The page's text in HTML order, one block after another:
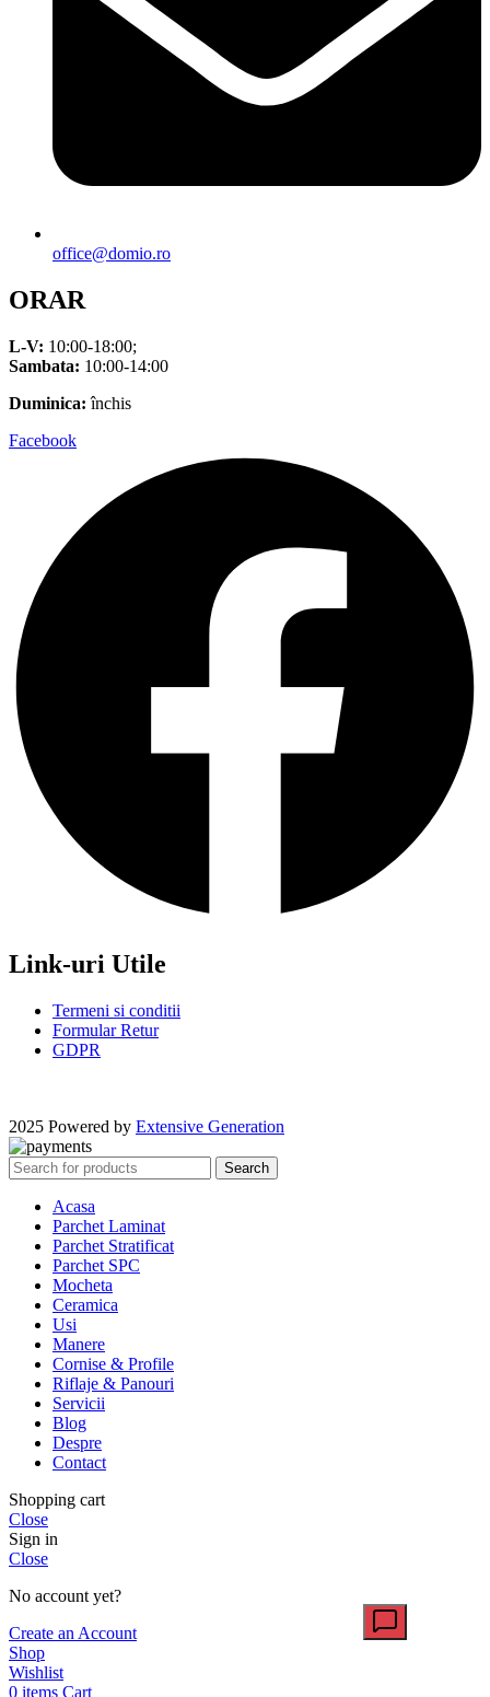
office@domio.ro
ORAR
L-V: 10:00-18:00;
Sambata: 10:00-14:00
Duminica: închis
Facebook
Link-uri Utile
Termeni si conditii
Formular Retur
GDPR
2025 Powered by Extensive Generation
Search
Acasa
Parchet Laminat
Parchet Stratificat
Parchet SPC
Mocheta
Ceramica
Usi
Manere
Cornise & Profile
Riflaje & Panouri
Servicii
Blog
Despre
Contact
Shopping cart
Close
Sign in
Close
No account yet?
Create an Account
Shop
Wishlist
0 items Cart